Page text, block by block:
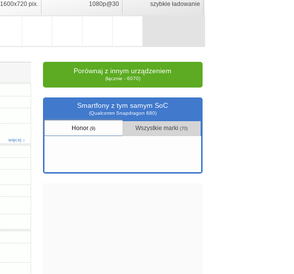
1600x720 pix. 1080p@30 szybkie ładowanie
więcej ↓
Porównaj z innym urządzeniem
(łącznie - 6070)
Smartfony z tym samym SoC
(Qualcomm Snapdragon 680)
Honor(9) Wszystkie marki(70)